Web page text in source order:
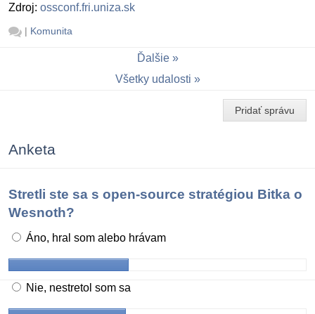
Zdroj: ossconf.fri.uniza.sk
| Komunita
Ďalšie
Všetky udalosti
Pridať správu
Anketa
Stretli ste sa s open-source stratégiou Bitka o
Wesnoth?
Áno, hral som alebo hrávam
Nie, nestretol som sa